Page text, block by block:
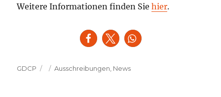
Weitere Informationen finden Siehier.
Autor
GDCP
Veröffentlicht
Kategorien
Ausschreibungen News